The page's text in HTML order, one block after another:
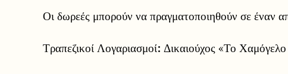
Οι δωρεές μπορούν να πραγματοποιηθούν σε έναν
Τραπεζικοί Λογαριασμοί: Δικαιούχος «Το